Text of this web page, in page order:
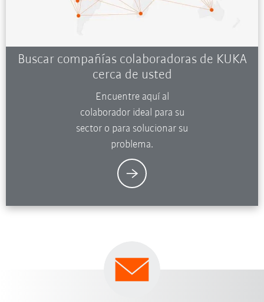
Buscar compañías colaboradoras de KUKA
cerca de usted
Encuentre aquí al
colaborador ideal para su
sector o para solucionar su
problema.